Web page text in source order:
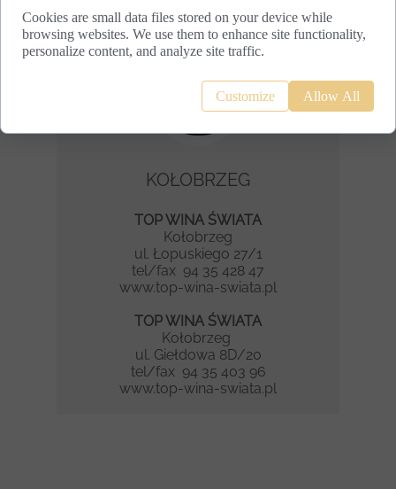
KOŁOBRZEG
TOP WINA ŚWIATA
Kołobrzeg
ul. Łopuskiego 27/1
tel/fax 94 35 428 47
www.top-wina-swiata.pl
TOP WINA ŚWIATA
Kołobrzeg
ul. Giełdowa 8D/20
tel/fax 94 35 403 96
www.top-wina-swiata.pl
Cookies are small data files stored on your device while
browsing websites. We use them to enhance site functionality,
personalize content, and analyze site traffic.
Customize Allow All